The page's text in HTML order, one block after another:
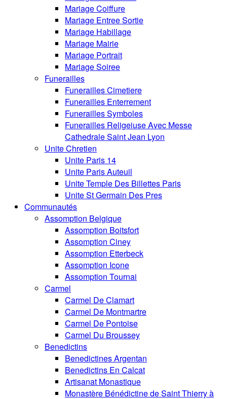
Mariage Coiffure
Mariage Entree Sortie
Mariage Habillage
Mariage Mairie
Mariage Portrait
Mariage Soiree
Funerailles
Funerailles Cimetiere
Funerailles Enterrement
Funerailles Symboles
Funerailles Religeiuse Avec Messe
Cathedrale Saint Jean Lyon
Unite Chretien
Unite Paris 14
Unite Paris Auteuil
Unite Temple Des Billettes Paris
Unite St Germain Des Pres
Communautés
Assomption Belgique
Assomption Boitsfort
Assomption Ciney
Assomption Etterbeck
Assomption Icone
Assomption Tournai
Carmel
Carmel De Clamart
Carmel De Montmartre
Carmel De Pontoise
Carmel Du Broussey
Benedictins
Benedictines Argentan
Benedictins En Calcat
Artisanat Monastique
Monastère Bénédictine de Saint Thierry à